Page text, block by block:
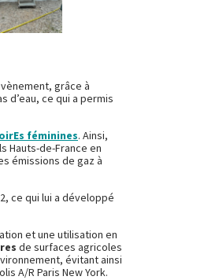
grâce à
d’eau, ce qui a permis
féminines. Ainsi,
Hauts-de-France en
émissions de gaz à
ce qui lui a développé
et une utilisation en
de surfaces agricoles
évitant ainsi
A/R Paris New York.